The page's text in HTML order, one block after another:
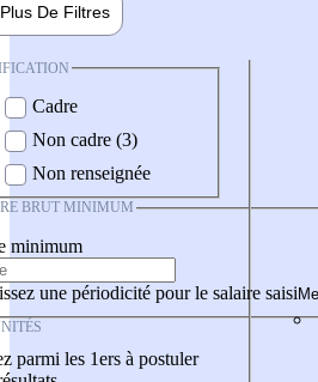
Plus De Filtres
Cadre
Non cadre (3)
Non renseignée
BRUT MINIMUM
minimum
une périodicité pour le salaire saisi
parmi les 1ers à postuler